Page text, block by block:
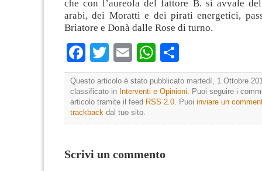
che con l’aureola del fattore B. si avvale
arabi, dei Moratti e dei pirati energetici,
Briatore e Donà dalle Rose di turno.
Facebook
TwitterEmailWhatsApp
Questo articolo è stato pubblicato martedì, 1 Ottobre
classificato in Interventi e Opinioni. Puoi seguire i
articolo tramite il feed RSS 2.0. Puoi inviare un
trackback dal tuo sito.
Scrivi un commento